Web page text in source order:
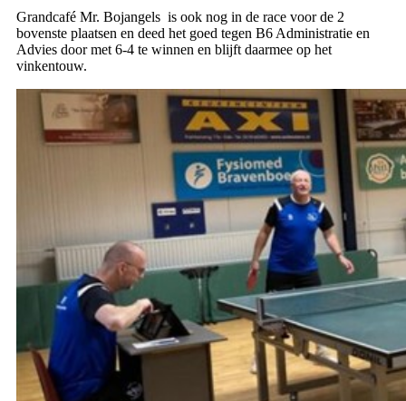
Grandcafé Mr. Bojangels is ook nog in de race voor de 2
bovenste plaatsen en deed het goed tegen B6 Administratie en
Advies door met 6-4 te winnen en blijft daarmee op het
vinkentouw.